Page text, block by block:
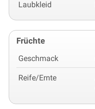
Laubkleid
Früchte
Geschmack
Reife/Ernte